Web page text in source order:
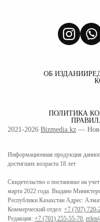
ОБ ИЗДАНИИ
ПОЛИТИКА
2021-2026 Bizmedia.kz —
Информационная продукция
достигших возраста 18 лет
Свидетельство о постановке на
марта 2022 года. Выдано
Республики Казахстан Адрес:
Коммерческий отдел: +7 (707) 720-
Редакция: +7 (701) 255-55-70